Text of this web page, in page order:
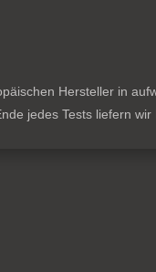
Hersteller in
jedes Tests liefern